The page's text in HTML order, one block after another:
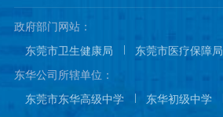
政府部门网站：
东莞市卫生健康局
东莞市医疗保障局
东莞市医院协会
东华公司所辖单位：
东莞市东华高级中学
东华初级中学